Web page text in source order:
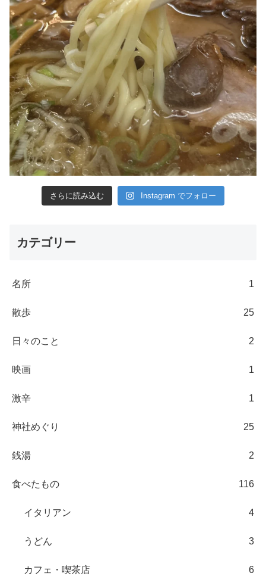
さらに読み込む Instagram でフォロー
カテゴリー
名所 1
散歩 25
日々のこと 2
映画 1
激辛 1
神社めぐり 25
銭湯 2
食べたもの 116
イタリアン 4
うどん 3
カフェ・喫茶店 6